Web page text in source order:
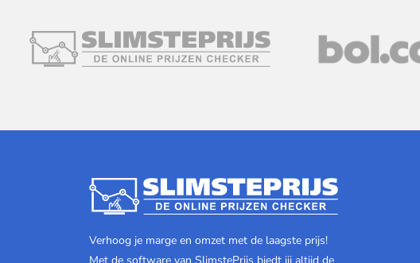
Verhoog je marge en omzet met de laagste prijs!
Met de software van SlimstePrijs biedt jij altijd de